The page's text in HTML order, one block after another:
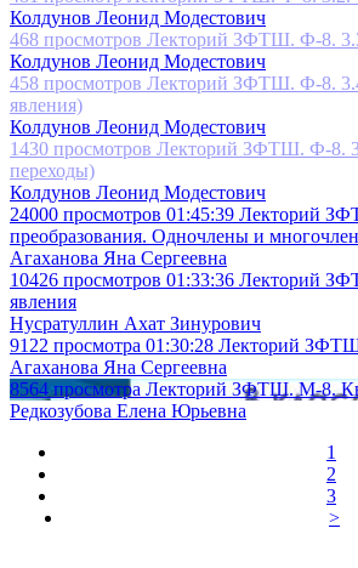
Колдунов Леонид Модестович
468 просмотров Лекторий ЗФТШ. Ф-8.
Колдунов Леонид Модестович
458 просмотров Лекторий ЗФТШ. Ф-8.
явления)
Колдунов Леонид Модестович
1430 просмотров Лекторий ЗФТШ. Ф-8.
переходы)
Колдунов Леонид Модестович
24000 просмотров 01:45:39 Лекторий
преобразования. Одночлены и
Агаханова Яна Сергеевна
10426 просмотров 01:33:36 Лекторий
явления
Нусратуллин Ахат Зинурович
9122 просмотра 01:30:28 Лекторий
Агаханова Яна Сергеевна
8564 просмотра Лекторий ЗФТШ. М-8.
Редкозубова Елена Юрьевна
1
2
3
>